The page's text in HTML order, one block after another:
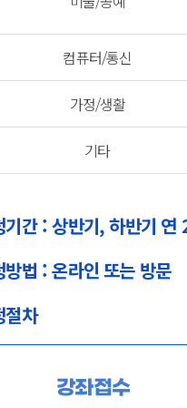
컴퓨터/통신
가정/생활
기타
기간 : 상반기, 하반기 연
방법 : 온라인 또는 방문
절차
강좌접수